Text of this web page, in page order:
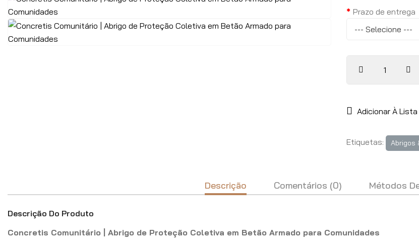
Prazo de entrega
Adicionar À
Etiquetas: Abrigos
Descrição Comentários (0) Métodos
Descrição Do Produto
Concretis Comunitário | Abrigo de Proteção Coletiva em Betão Armado para Comunidades